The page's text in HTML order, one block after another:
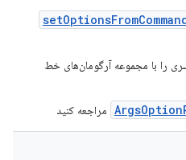
setOptionsFrom
را با مجموعه آرگومان‌های خط
مراجعه کنید